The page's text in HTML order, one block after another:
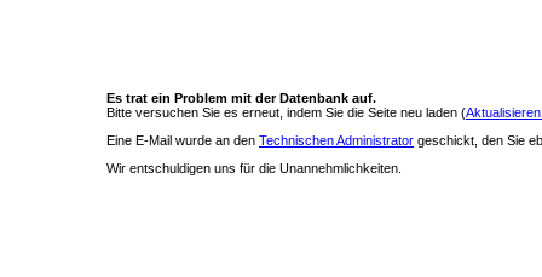
Es trat ein Problem mit der Datenbank auf.
Bitte versuchen Sie es erneut, indem Sie die Seite neu laden (
Eine E-Mail wurde an den Technischen Administrator geschickt, den Sie
Wir entschuldigen uns für die Unannehmlichkeiten.